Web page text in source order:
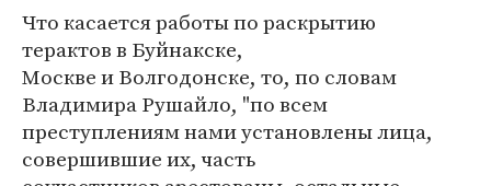
Что касается работы по раскрытию
терактов в Буйнакске,
Москве и Волгодонске, то, по словам
Владимира Рушайло, "по всем
преступлениям нами установлены лица,
совершившие их, часть